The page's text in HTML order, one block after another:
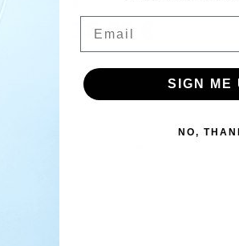
36,29
SIGN ME
NO,